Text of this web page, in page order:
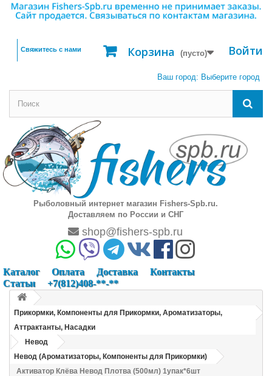
Войти
Корзина (пусто)
Свяжитесь с нами
Ваш город: Выберите город
Рыболовный интернет магазин Fishers-Spb.ru.
Доставляем по России и СНГ
shop@fishers-spb.ru
Каталог Оплата Доставка
Контакты
Статьи
+7(812)408-**-**
Прикормки, Компоненты для Прикормки, Ароматизаторы,
Аттрактанты, Насадки
Невод
Невод (Ароматизаторы, Компоненты для Прикормки)
Активатор Клёва Невод Плотва (500мл) 1упак*6шт